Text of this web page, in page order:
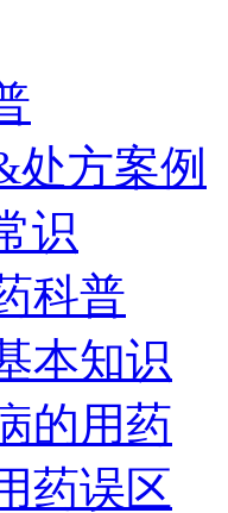
处方案例
识
科普
本知识
的用药
药误区